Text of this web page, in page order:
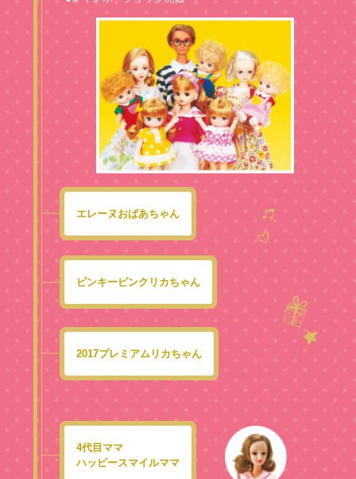
エレーヌおばあちゃん
ピンキーピンクリカちゃん
2017プレミアムリカちゃん
4代目ママ
ハッピースマイルママ